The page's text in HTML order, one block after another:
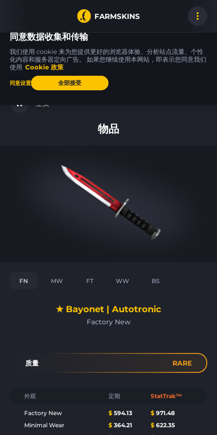
FARMSKINS
21
Galil AR
主页
物品
FN MW FT WW BS
★ Bayonet | Autotronic
Factory New
质量 RARE
外观 定期 StatTrak™
Factory New $ 594.13 $ 971.48
Minimal Wear
$ 364.21 $ 622.35
同意数据收集和传输
我们使用 cookie 来为您提供更好的浏览器体验、分析站点流量、个性
化内容和服务器定向广告。 如果您继续使用本网站，即表示您同意我们
使用 Cookie 政策
同意设置 全部接受